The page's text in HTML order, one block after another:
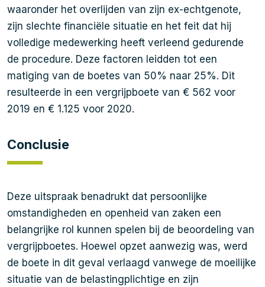
waaronder het overlijden van zijn ex-echtgenote,
zijn slechte financiële situatie en het feit dat hij
volledige medewerking heeft verleend gedurende
de procedure. Deze factoren leidden tot een
matiging van de boetes van 50% naar 25%. Dit
resulteerde in een vergrijpboete van € 562 voor
2019 en € 1.125 voor 2020.
Conclusie
Deze uitspraak benadrukt dat persoonlijke
omstandigheden en openheid van zaken een
belangrijke rol kunnen spelen bij de beoordeling van
vergrijpboetes. Hoewel opzet aanwezig was, werd
de boete in dit geval verlaagd vanwege de moeilijke
situatie van de belastingplichtige en zijn